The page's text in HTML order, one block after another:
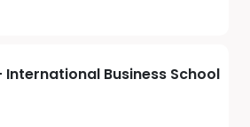
International Business School